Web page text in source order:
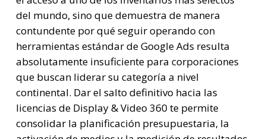
del mundo, sino que demuestra de manera
contundente por qué seguir operando con
herramientas estándar de Google Ads resulta
absolutamente insuficiente para corporaciones
que buscan liderar su categoría a nivel
continental. Dar el salto definitivo hacia las
licencias de Display & Video 360 te permite
consolidar la planificación presupuestaria, la